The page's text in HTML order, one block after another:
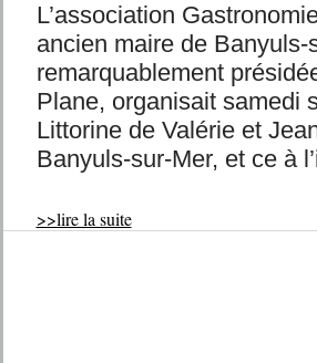
L’association
ancien maire de
remarquablement
Plane, organisait samedi
Littorine de Valérie et
Banyuls-sur-Mer, et ce à
>>lire la suite